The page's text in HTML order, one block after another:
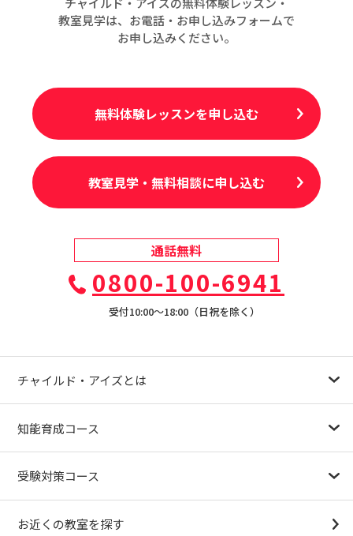
教室見学は、お電話・お申し込みフォームで
お申し込みください。
無料体験レッスンを申し込む
教室見学・無料相談に申し込む
通話無料
0800-100-6941
受付10:00〜18:00（日祝を除く）
チャイルド・アイズとは
知能育成コース
受験対策コース
（思考力アドバンスコースアストルム）
お近くの教室を探す